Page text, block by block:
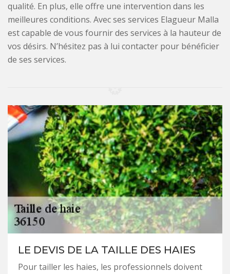
qualité. En plus, elle offre une intervention dans les
meilleures conditions. Avec ses services Elagueur Malla
est capable de vous fournir des services à la hauteur de
vos désirs. N’hésitez pas à lui contacter pour bénéficier
de ses services.
LE DEVIS DE LA TAILLE DES HAIES
Pour tailler les haies, les professionnels doivent